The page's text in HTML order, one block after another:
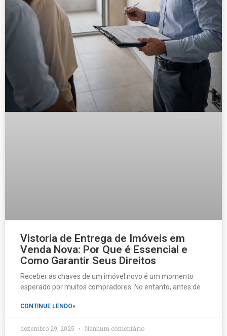
Vistoria de Entrega de Imóveis em
Venda Nova: Por Que é Essencial e
Como Garantir Seus Direitos
Receber as chaves de um imóvel novo é um momento
esperado por muitos compradores. No entanto, antes de
CONTINUE LENDO»
dezembro 29, 2025 Nenhum comentário